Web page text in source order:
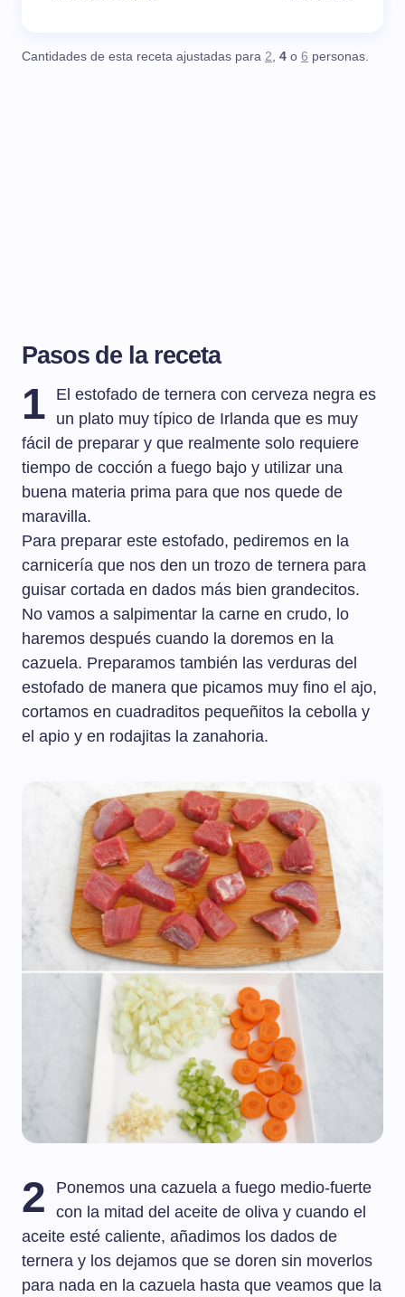
Cantidades de esta receta ajustadas para 2, 4 o 6 personas.
Pasos de la receta
1
El estofado de ternera con cerveza negra es
un plato muy típico de Irlanda que es muy
fácil de preparar y que realmente solo requiere
tiempo de cocción a fuego bajo y utilizar una
buena materia prima para que nos quede de
maravilla.
Para preparar este estofado, pediremos en la
carnicería que nos den un trozo de ternera para
guisar cortada en dados más bien grandecitos.
No vamos a salpimentar la carne en crudo, lo
haremos después cuando la doremos en la
cazuela. Preparamos también las verduras del
estofado de manera que picamos muy fino el ajo,
cortamos en cuadraditos pequeñitos la cebolla y
el apio y en rodajitas la zanahoria.
2
Ponemos una cazuela a fuego medio-fuerte
con la mitad del aceite de oliva y cuando el
aceite esté caliente, añadimos los dados de
ternera y los dejamos que se doren sin moverlos
para nada en la cazuela hasta que veamos que la